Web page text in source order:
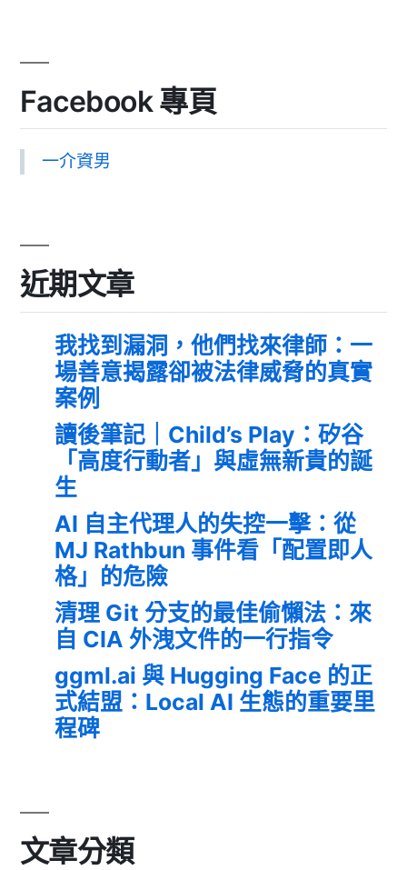
Facebook 專頁
一介資男
近期文章
我找到漏洞，他們找來律師：一
場善意揭露卻被法律威脅的真實
案例
讀後筆記｜Child’s Play：矽谷
「高度行動者」與虛無新貴的誕
生
AI 自主代理人的失控一擊：從
MJ Rathbun 事件看「配置即人
格」的危險
清理 Git 分支的最佳偷懶法：來
自 CIA 外洩文件的一行指令
ggml.ai 與 Hugging Face 的正
式結盟：Local AI 生態的重要里
程碑
文章分類